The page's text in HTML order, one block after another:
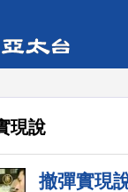
現說
撤彈實現